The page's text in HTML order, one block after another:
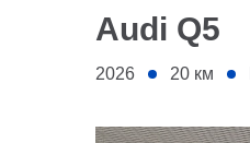
Audi Q5
2026 20 км